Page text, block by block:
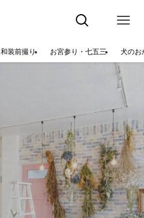
和装前撮り お宮参り・七五三 犬のお